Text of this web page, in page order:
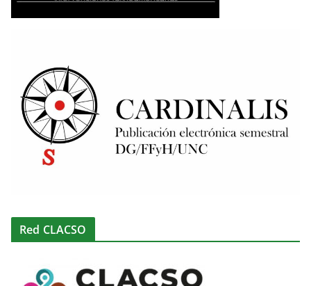
Red CLACSO